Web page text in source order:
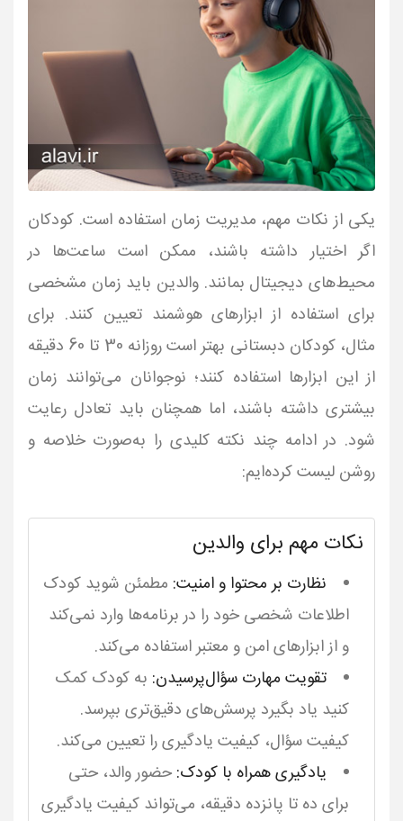
یکی از نکات مهم، مدیریت زمان استفاده است. کودکان
اگر اختیار داشته باشند، ممکن است ساعت‌ها در
محیط‌های دیجیتال بمانند. والدین باید زمان مشخصی
برای استفاده از ابزارهای هوشمند تعیین کنند. برای
مثال، کودکان دبستانی بهتر است روزانه 30 تا 60 دقیقه
از این ابزارها استفاده کنند؛ نوجوانان می‌توانند زمان
بیشتری داشته باشند، اما همچنان باید تعادل رعایت
شود. در ادامه چند نکته کلیدی را به‌صورت خلاصه و
روشن لیست کرده‌ایم:
نکات مهم برای والدین
نظارت بر محتوا و امنیت: مطمئن شوید کودک
اطلاعات شخصی خود را در برنامه‌ها وارد نمی‌کند
و از ابزارهای امن و معتبر استفاده می‌کند.
تقویت مهارت سؤال‌پرسیدن: به کودک کمک
کنید یاد بگیرد پرسش‌های دقیق‌تری بپرسد.
کیفیت سؤال، کیفیت یادگیری را تعیین می‌کند.
یادگیری همراه با کودک: حضور والد، حتی
برای ده تا پانزده دقیقه، می‌تواند کیفیت یادگیری